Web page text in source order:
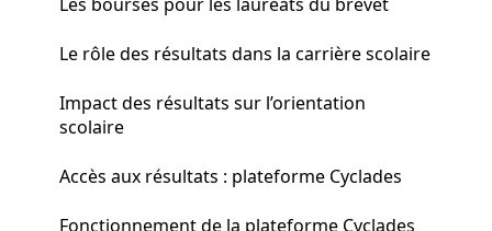
Le rôle des résultats dans la carrière scolaire
Impact des résultats sur l’orientation
scolaire
Accès aux résultats : plateforme Cyclades
Fonctionnement de la plateforme Cyclades